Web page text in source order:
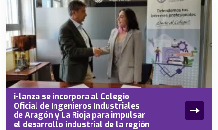
i-lanza se incorpora al Colegio
Oficial de Ingenieros Industriales
de Aragón y La Rioja para impulsar
el desarrollo industrial de la región